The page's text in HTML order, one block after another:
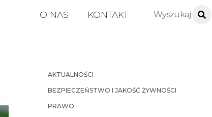
O NAS KONTAKT
AKTUALNOŚCI
BEZPIECZEŃSTWO I JAKOŚĆ ŻYWNOŚCI
PRAWO